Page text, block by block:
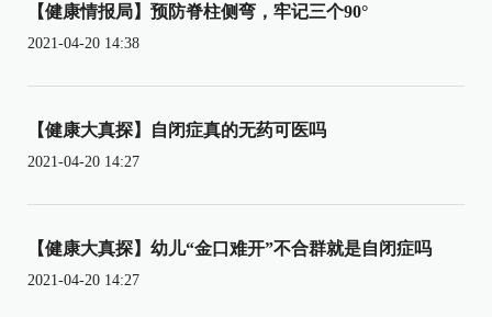
【健康情报局】预防脊柱侧弯，牢记三个90°
2021-04-20 14:38
【健康大真探】自闭症真的无药可医吗
2021-04-20 14:27
【健康大真探】幼儿“金口难开”不合群就是自闭症吗
2021-04-20 14:27